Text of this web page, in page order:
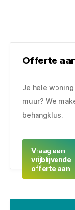
Offerte
Je hele
muur? We
behangklus.
Vraag een
vrijblijvende
offerte aan